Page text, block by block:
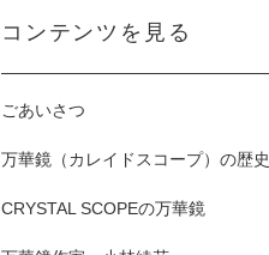
コンテンツを見る
ごあいさつ
万華鏡（カレイドスコープ）の歴史
CRYSTAL SCOPEの万華鏡